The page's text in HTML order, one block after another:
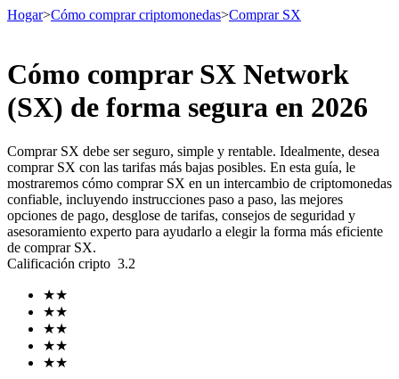
Futuros
Futuros del USDT
Futuros que utilizan USDT como garantía
Hogar>Cómo comprar criptomonedas>Comprar SX
Cómo comprar SX Network
(SX) de forma segura en 2026
Comprar SX debe ser seguro, simple y rentable. Idealmente, desea
comprar SX con las tarifas más bajas posibles. En esta guía, le
mostraremos cómo comprar SX en un intercambio de criptomonedas
confiable, incluyendo instrucciones paso a paso, las mejores
opciones de pago, desglose de tarifas, consejos de seguridad y
asesoramiento experto para ayudarlo a elegir la forma más eficiente
de comprar SX.
Calificación cripto 3.2
★★
★★
★★
★★
★★